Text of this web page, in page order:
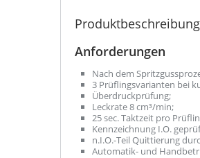
Produktbeschreibung
Anforderungen
Nach dem
3 Prüflingsvarianten bei
Überdruckprüfung;
Leckrate 8 cm³/min;
25 sec. Taktzeit pro
Kennzeichnung I.O.
n.I.O.-Teil Quittierung
Automatik- und